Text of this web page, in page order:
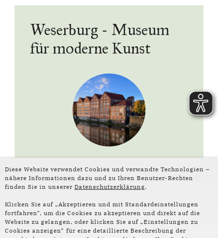
Diese Website verwendet Cookies und verwandte Technologien –
nähere Informationen dazu und zu Ihren Benutzer-Rechten
finden Sie in unserer Datenschutzerklärung.
Klicken Sie auf „Akzeptieren und mit Standardeinstellungen
fortfahren“, um die Cookies zu akzeptieren und direkt auf die
Website zu gelangen, oder klicken Sie auf „Einstellungen zu
Cookies anzeigen“ für eine detaillierte Beschreibung der
Weserburg - Museum
für moderne Kunst
Folge uns auf